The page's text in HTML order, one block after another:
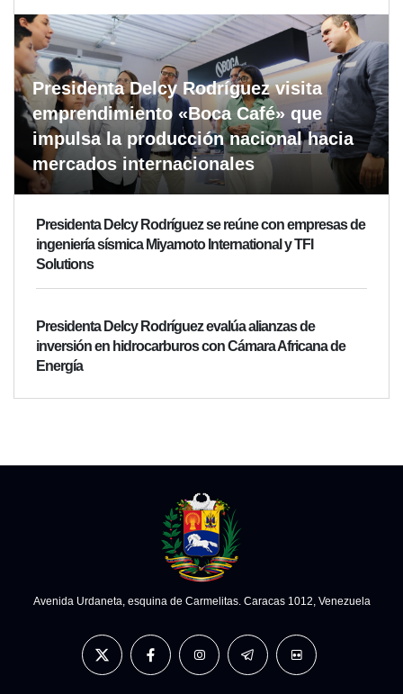
Presidenta Delcy Rodríguez visita
emprendimiento «Boca Café» que
impulsa la producción nacional hacia
mercados internacionales
Presidenta Delcy Rodríguez se reúne con empresas de
ingeniería sísmica Miyamoto International y TFI
Solutions
Presidenta Delcy Rodríguez evalúa alianzas de
inversión en hidrocarburos con Cámara Africana de
Energía
Avenida Urdaneta, esquina de Carmelitas. Caracas 1012, Venezuela